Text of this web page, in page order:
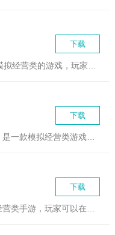
下载
农场模拟器22是一款模拟经营类的游戏，玩家可以在游戏中管理自...
下载
《地平线岛农场探险》是一款模拟经营类游戏，玩家将扮演一名农场...
下载
我的农场是一款模拟经营类手游，玩家可以在游戏中经营自己的农场...